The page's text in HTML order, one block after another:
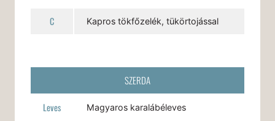
C Kapros tökfőzelék, tükörtojással
SZERDA
Leves Magyaros karalábéleves